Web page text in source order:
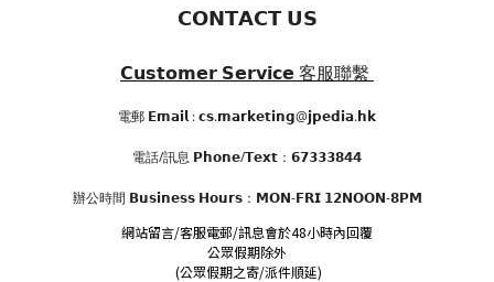
𝗖𝗢𝗡𝗧𝗔𝗖𝗧 𝗨𝗦
𝗖𝘂𝘀𝘁𝗼𝗺𝗲𝗿 𝗦𝗲𝗿𝘃𝗶𝗰𝗲 客服聯繫
電郵 𝗘𝗺𝗮𝗶𝗹 : 𝗰𝘀.𝗺𝗮𝗿𝗸𝗲𝘁𝗶𝗻𝗴@𝗷𝗽𝗲𝗱𝗶𝗮.𝗵𝗸
電話/訊息 𝗣𝗵𝗼𝗻𝗲/𝗧𝗲𝘅𝘁：𝟲𝟳𝟯𝟯𝟯𝟴𝟰𝟰
辦公時間 𝗕𝘂𝘀𝗶𝗻𝗲𝘀𝘀 𝗛𝗼𝘂𝗿𝘀：𝗠𝗢𝗡-𝗙𝗥𝗜 𝟭𝟮𝗡𝗢𝗢𝗡-𝟴𝗣𝗠
網站留言/客服電郵/訊息會於48小時內回覆
公眾假期除外
(公眾假期之寄/派件順延)